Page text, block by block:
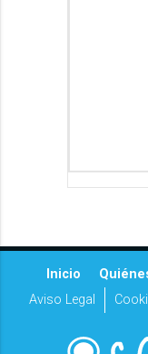
Inicio
Aviso Legal